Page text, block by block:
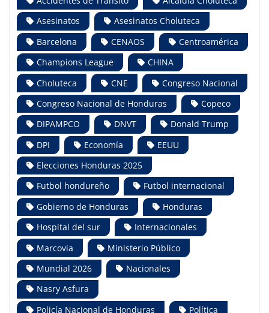
Asesinatos
Asesinatos Choluteca
Barcelona
CENAOS
Centroamérica
Champions League
CHINA
Choluteca
CNE
Congreso Nacional
Congreso Nacional de Honduras
Copeco
DIPAMPCO
DNVT
Donald Trump
DPI
Economía
EEUU
Elecciones Honduras 2025
Futbol hondureño
Futbol internacional
Gobierno de Honduras
Honduras
Hospital del sur
Internacionales
Marcovia
Ministerio Público
Mundial 2026
Nacionales
Nasry Asfura
Policía Nacional de Honduras
Política